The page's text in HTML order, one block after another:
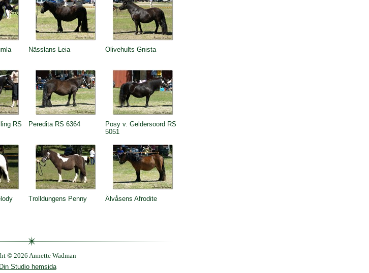
Nässlans Leia Olivehults Gnista
RS
Peredita RS 6364
Posy v. Geldersoord RS
5051
Trolldungens Penny Älvåsens Afrodite
© 2026 Annette Wadman
Din Studio hemsida